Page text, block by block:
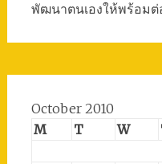
พัฒนาตนเองให้พร้อมต่
October 2010
M
T W